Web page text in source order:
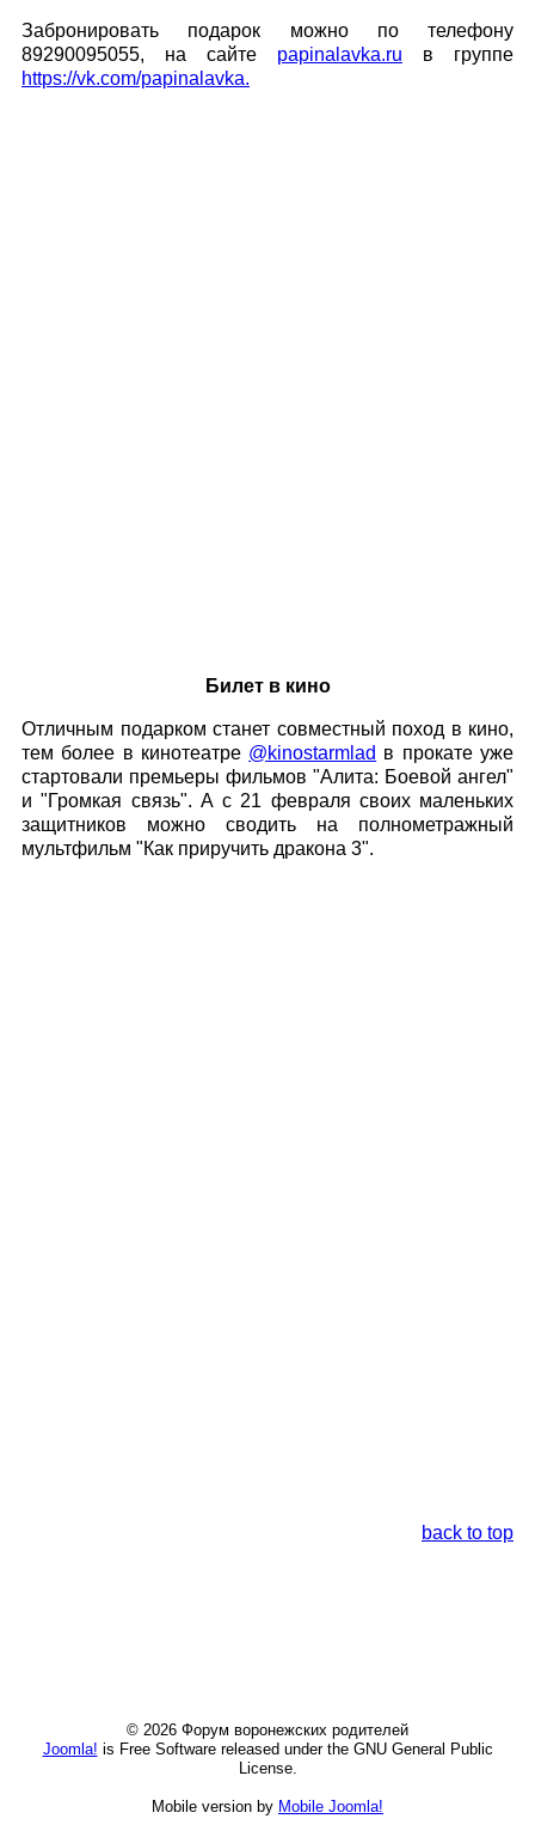
Забронировать подарок можно по телефону
89290095055, на сайте papinalavka.ru в группе
https://vk.com/papinalavka.
Билет в кино
Отличным подарком станет совместный поход в кино,
тем более в кинотеатре @kinostarmlad в прокате уже
стартовали премьеры фильмов "Алита: Боевой ангел"
и "Громкая связь". А с 21 февраля своих маленьких
защитников можно сводить на полнометражный
мультфильм "Как приручить дракона 3".
back to top
© 2026 Форум воронежских родителей
Joomla! is Free Software released under the GNU General Public
License.
Mobile version by Mobile Joomla!